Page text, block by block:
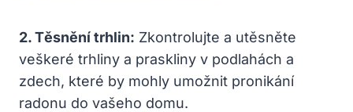
2. Těsnění trhlin: Zkontrolujte a utěsněte
veškeré trhliny a praskliny v podlahách a
zdech, které by mohly umožnit pronikání
radonu do vašeho domu.